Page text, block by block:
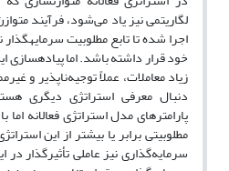
لگاریتمی نیز یاد می‌شود، فرآیند
اجرا شده تا تابع مطلوبیت
خود قرار داشته باشد. اما پیاده­سازی
زیاد معاملات، عملاً توجیه‌ناپذیر و
دنبال معرفی استراتژی دیگری
پارامترهای مدل استراتژی فعالانه
مطلوبیتی برابر یا بیشتر از این
سرمایه‌گذاری نیز عاملی تأثیرگذار